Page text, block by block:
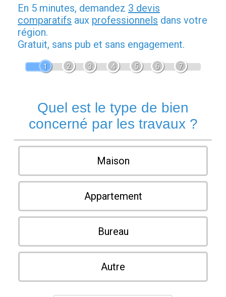
En 5 minutes, demandez 3 devis
comparatifs aux professionnels dans votre
région.
Gratuit, sans pub et sans engagement.
1 2 3 4 5 6 7
Quel est le type de bien
concerné par les travaux ?
Maison
Appartement
Bureau
Autre